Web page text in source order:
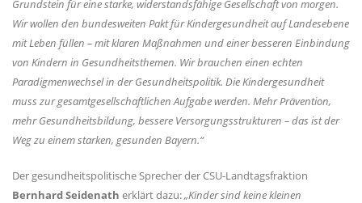
Grundstein für eine starke, widerstandsfähige Gesellschaft von morgen.
Wir wollen den bundesweiten Pakt für Kindergesundheit auf Landesebene
mit Leben füllen – mit klaren Maßnahmen und einer besseren Einbindung
von Kindern in Gesundheitsthemen. Wir brauchen einen echten
Paradigmenwechsel in der Gesundheitspolitik. Die Kindergesundheit
muss zur gesamtgesellschaftlichen Aufgabe werden. Mehr Prävention,
mehr Gesundheitsbildung, bessere Versorgungsstrukturen – das ist der
Weg zu einem starken, gesunden Bayern.“
Der gesundheitspolitische Sprecher der CSU-Landtagsfraktion
Bernhard Seidenath erklärt dazu:Kinder sind keine kleinen